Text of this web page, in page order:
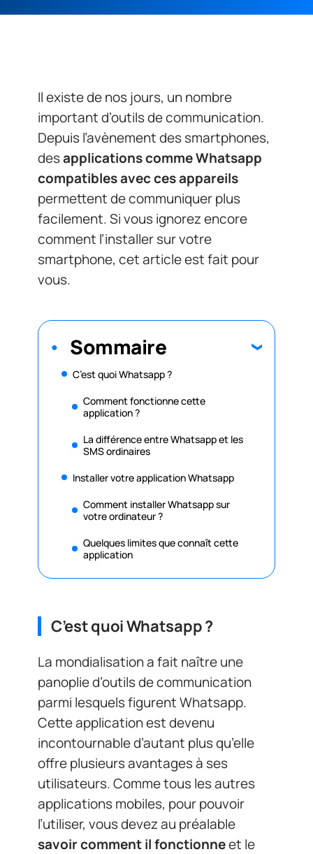
Il existe de nos jours, un nombre
important d’outils de communication.
Depuis l’avènement des smartphones,
desapplications comme Whatsapp
compatibles avec ces appareils
permettent de communiquer plus
facilement. Si vous ignorez encore
comment l’installer sur votre
smartphone, cet article est fait pour
vous.
Sommaire
C’est quoi Whatsapp ?
Comment fonctionne cette
application ?
La différence entre Whatsapp et les
SMS ordinaires
Installer votre application Whatsapp
Comment installer Whatsapp sur
votre ordinateur ?
Quelques limites que connaît cette
application
C’est quoi Whatsapp ?
La mondialisation a fait naître une
panoplie d’outils de communication
parmi lesquels figurent Whatsapp.
Cette application est devenu
incontournable d’autant plus qu’elle
offre plusieurs avantages à ses
utilisateurs. Comme tous les autres
applications mobiles, pour pouvoir
l’utiliser, vous devez au préalable
savoir comment il fonctionneet le